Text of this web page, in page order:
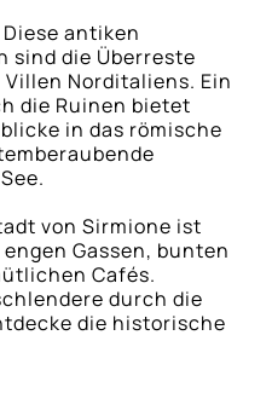
Diese antiken
sind die Überreste
Norditaliens. Ein
die Ruinen bietet
in das römische
von Sirmione ist
Gassen, bunten
Cafés.
durch die
die historische